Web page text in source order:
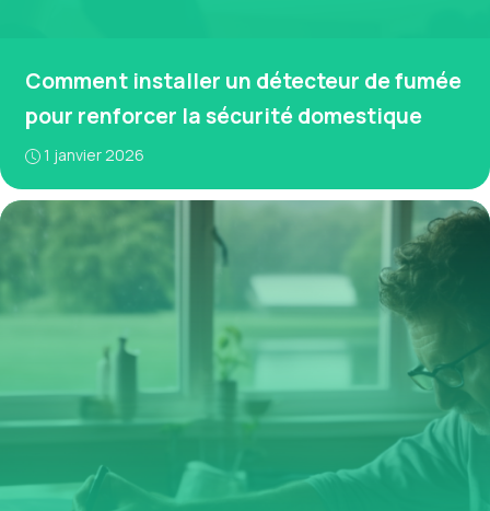
Comment installer un détecteur de fumée
pour renforcer la sécurité domestique
1 janvier 2026